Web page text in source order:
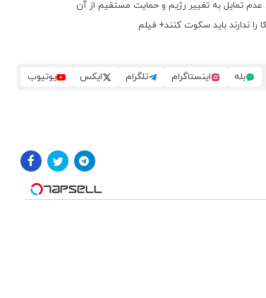
ندارند باید سکوت کنند+ فیلم
بله اینستاگرام تلگرام ایکس یوتیوب